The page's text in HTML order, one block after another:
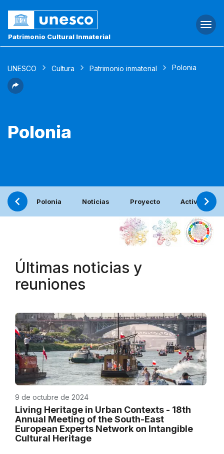
Patrimonio Cultural Inmaterial
UNESCO Cultura Patrimonio inmaterial Polonia
Polonia
Polonia Noticias Proyecto Actividades
Últimas noticias y
reuniones
9 de octubre de 2024
Living Heritage in Urban Contexts - 18th
Annual Meeting of the South-East
European Experts Network on Intangible
Cultural Heritage